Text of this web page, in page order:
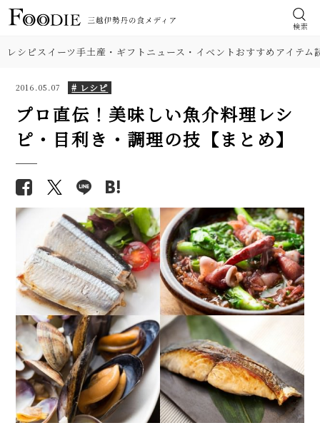
検索
レシピスイーツ手土産・ギフト ニュース・イベントおすすめアイテム
2016.05.07 # レシピ
プロ直伝！美味しい魚介料理レシ
ピ・目利き・調理の技【まとめ】
餅・丸餅、具材の違いも注目！
【簡単】コクうま牡蠣鍋レシ
ピ。味噌・豚肉・にんにく入
り、だし不要。おつまみにも人
気です！
フライパンで簡単「鮭のちゃん
ちゃん焼き」人気レシピ。味噌
だれとバターが美味！
【夏・秋が旬】脂がのってふっ
くら美味！「太刀魚」プロのレ
シピ。簡単な捌き方、刺身、塩
焼き…
【プロ】魚の骨ごと食べられる
食材
肉
野菜
料理の種類
調理法
イベント・ピックアップ
しのレシピ（作り方）。初めて
でも失敗しにくい！
【プロが解説】らっきょうの漬
け方。「甘酢漬け」と「塩漬
け」2つのレシピ
【シェフ直伝】ジェノベーゼソ
ースのレシピ。意外なコツはオ
リーブ油を使わないこと!?
柚子胡椒（ゆずこしょう）の自
家製レシピ。市販品では味わえ
ないフレッシュさ！
【基本】とうもろこしのゆで
方。甘さを120%引き出すには、